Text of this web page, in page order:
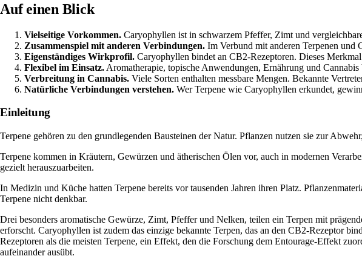
Auf einen Blick
Vielseitige Vorkommen. Caryophyllen ist in schwarzem Pfeffer, Zimt und
Zusammenspiel mit anderen Verbindungen. Im Verbund mit anderen Terpenen und
Eigenständiges Wirkprofil. Caryophyllen bindet an CB2-Rezeptoren. Dieses
Flexibel im Einsatz. Aromatherapie, topische Anwendungen, Ernährung und
Verbreitung in Cannabis. Viele Sorten enthalten messbare Mengen. Bekannte
Natürliche Verbindungen verstehen. Wer Terpene wie Caryophyllen erkundet,
Einleitung
Terpene gehören zu den grundlegenden Bausteinen der Natur. Pflanzen nutzen sie zur
Terpene kommen in Kräutern, Gewürzen und ätherischen Ölen vor, auch in modernen
gezielt herauszuarbeiten.
In Medizin und Küche hatten Terpene bereits vor tausenden Jahren ihren Platz.
Terpene nicht denkbar.
Drei besonders aromatische Gewürze, Zimt, Pfeffer und Nelken, teilen ein Terpen mit
erforscht. Caryophyllen ist zudem das einzige bekannte Terpen, das an den CB2-Rezeptor
Rezeptoren als die meisten Terpene, ein Effekt, den die Forschung dem Entourage-Effekt
aufeinander ausübt.